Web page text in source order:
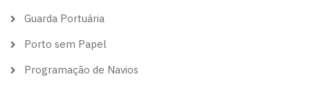
Guarda Portuária
Porto sem Papel
Programação de Navios